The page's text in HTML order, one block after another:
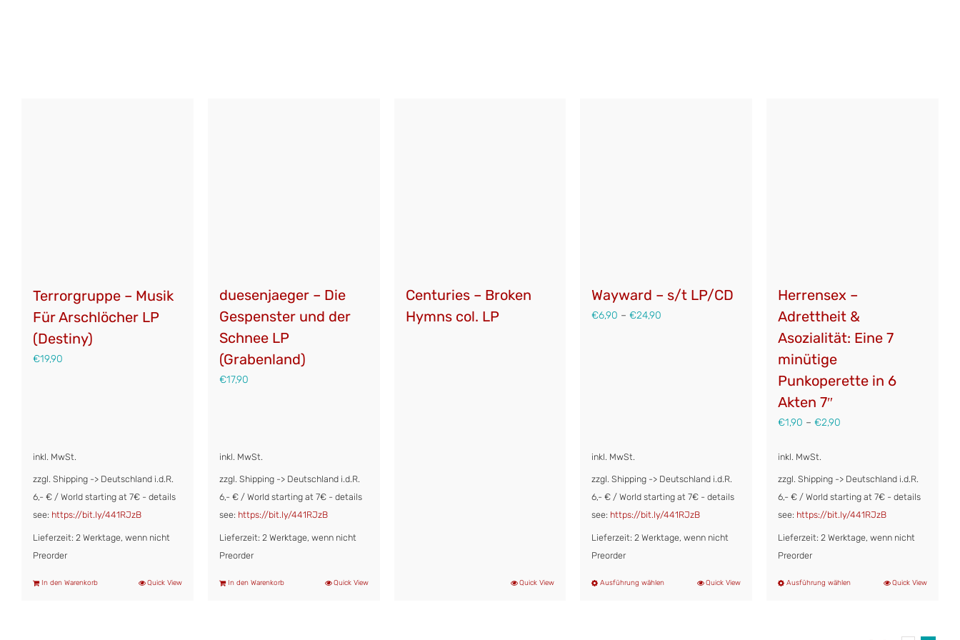
Terrorgruppe – Musik
Für Arschlöcher LP
(Destiny)
€19,90
inkl. MwSt.
zzgl. Shipping -> Deutschland i.d.R.
6,- € / World starting at 7€ - details
see: https://bit.ly/441RJzB
Lieferzeit: 2 Werktage, wenn nicht
Preorder
In den Warenkorb Quick View
duesenjaeger – Die
Gespenster und der
Schnee LP
(Grabenland)
€17,90
inkl. MwSt.
zzgl. Shipping -> Deutschland i.d.R.
6,- € / World starting at 7€ - details
see: https://bit.ly/441RJzB
Lieferzeit: 2 Werktage, wenn nicht
Preorder
In den Warenkorb Quick View
Centuries – Broken
Hymns col. LP
Quick View
Wayward – s/t LP/CD
€6,90 –€24,90
inkl. MwSt.
zzgl. Shipping -> Deutschland i.d.R.
6,- € / World starting at 7€ - details
see: https://bit.ly/441RJzB
Lieferzeit: 2 Werktage, wenn nicht
Preorder
Ausführung wählenDieses
Quick View
Herrensex –
Adrettheit &
Asozialität: Eine 7
minütige
Punkoperette in 6
Akten 7″
€1,90 –€2,90
inkl. MwSt.
zzgl. Shipping -> Deutschland i.d.R.
6,- € / World starting at 7€ - details
see: https://bit.ly/441RJzB
Lieferzeit: 2 Werktage, wenn nicht
Preorder
Ausführung wählenDieses
Quick View